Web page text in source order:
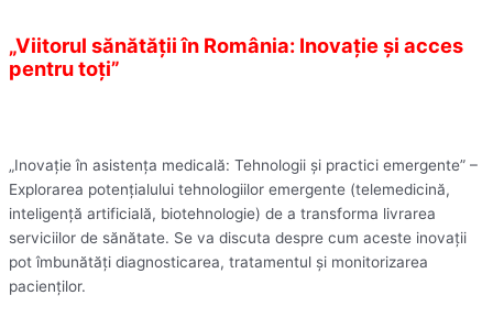
„Viitorul sănătății în România: Inovație și acces
pentru toți”
„Inovație în asistența medicală: Tehnologii și practici emergente” –
Explorarea potențialului tehnologiilor emergente (telemedicină,
inteligență artificială, biotehnologie) de a transforma livrarea
serviciilor de sănătate. Se va discuta despre cum aceste inovații
pot îmbunătăți diagnosticarea, tratamentul și monitorizarea
pacienților.